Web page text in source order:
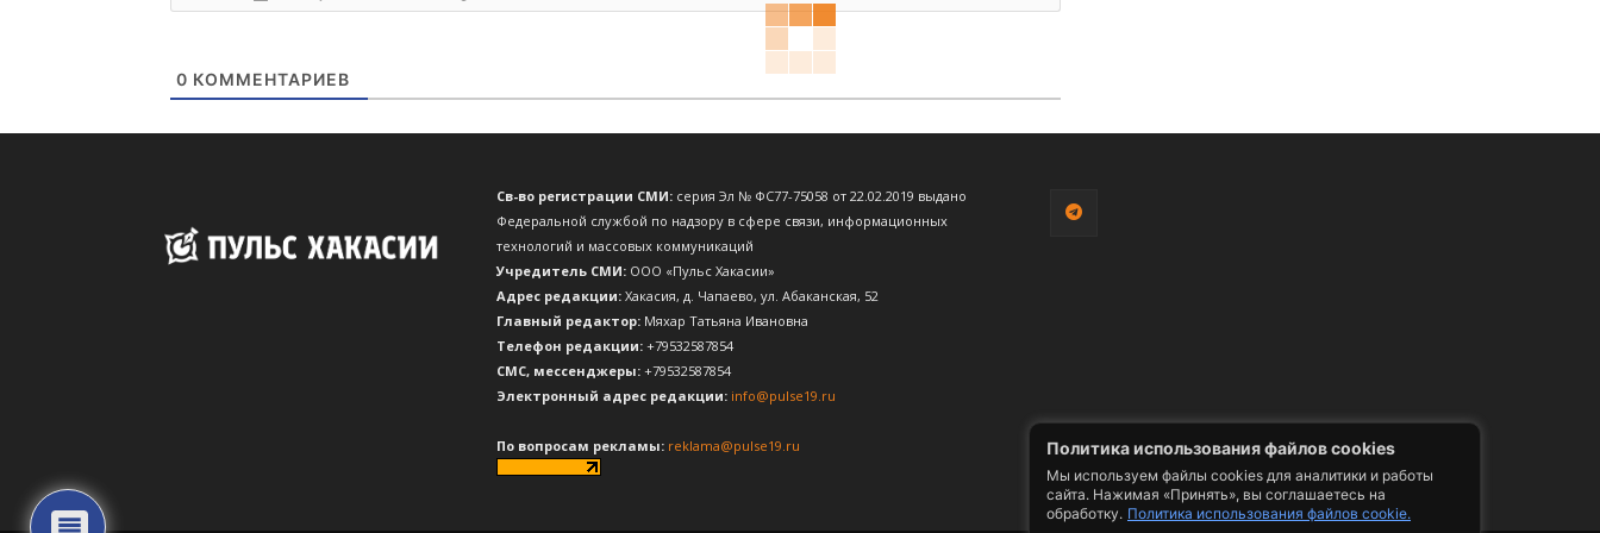
Политика использования файлов cookies
Мы используем файлы cookies для аналитики и работы
сайта. Нажимая «Принять», вы соглашаетесь на
обработку. Политика использования файлов cookie.
0 КОММЕНТАРИЕВ
Св-во регистрации СМИ: серия Эл № ФС77-75058 от 22.02.2019 выдано
Федеральной службой по надзору в сфере связи, информационных
технологий и массовых коммуникаций
Учредитель СМИ: ООО «Пульс Хакасии»
Адрес редакции: Хакасия, д. Чапаево, ул. Абаканская, 52
Главный редактор: Мяхар Татьяна Ивановна
Телефон редакции: +79532587854
CМС, мессенджеры: +79532587854
Электронный адрес редакции: info@pulse19.ru
По вопросам рекламы: reklama@pulse19.ru